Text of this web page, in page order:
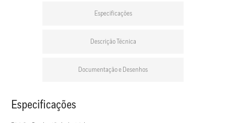
Especificações
Descrição Técnica
Documentação e Desenhos
Especificações